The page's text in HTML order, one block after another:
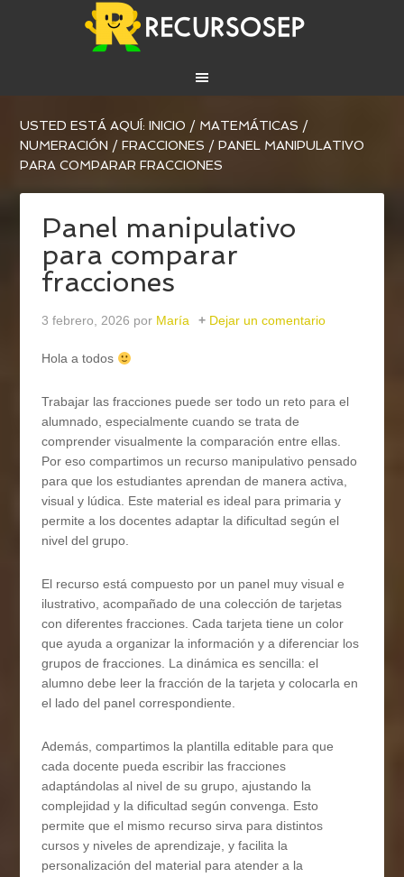
USTED ESTÁ AQUÍ:INICIO / MATEMÁTICAS /
NUMERACIÓN / FRACCIONES / PANEL MANIPULATIVO
PARA COMPARAR FRACCIONES
Panel manipulativo
para comparar
fracciones
3 febrero, 2026 por María Dejar un comentario
Hola a todos
Trabajar las fracciones puede ser todo un reto para el
alumnado, especialmente cuando se trata de
comprender visualmente la comparación entre ellas.
Por eso compartimos un recurso manipulativo pensado
para que los estudiantes aprendan de manera activa,
visual y lúdica. Este material es ideal para primaria y
permite a los docentes adaptar la dificultad según el
nivel del grupo.
El recurso está compuesto por un panel muy visual e
ilustrativo, acompañado de una colección de tarjetas
con diferentes fracciones. Cada tarjeta tiene un color
que ayuda a organizar la información y a diferenciar los
grupos de fracciones. La dinámica es sencilla: el
alumno debe leer la fracción de la tarjeta y colocarla en
el lado del panel correspondiente.
Además, compartimos la plantilla editable para que
cada docente pueda escribir las fracciones
adaptándolas al nivel de su grupo, ajustando la
complejidad y la dificultad según convenga. Esto
permite que el mismo recurso sirva para distintos
cursos y niveles de aprendizaje, y facilita la
personalización del material para atender a la